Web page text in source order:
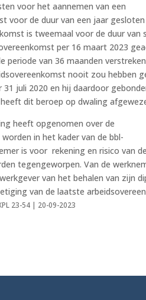
voor het aannemen van een
voor de duur van een jaar
is tweemaal voor de duur van
per 16 maart 2023
van 36 maanden
nooit zou hebben
juli 2020 en hij daardoor
dit beroep op dwaling
heeft opgenomen over de
in het kader van de bbl-
is voor rekening en risico van de
tegengeworpen. Van de
van het behalen van zijn
van de laatste
23-54 | 20-09-2023